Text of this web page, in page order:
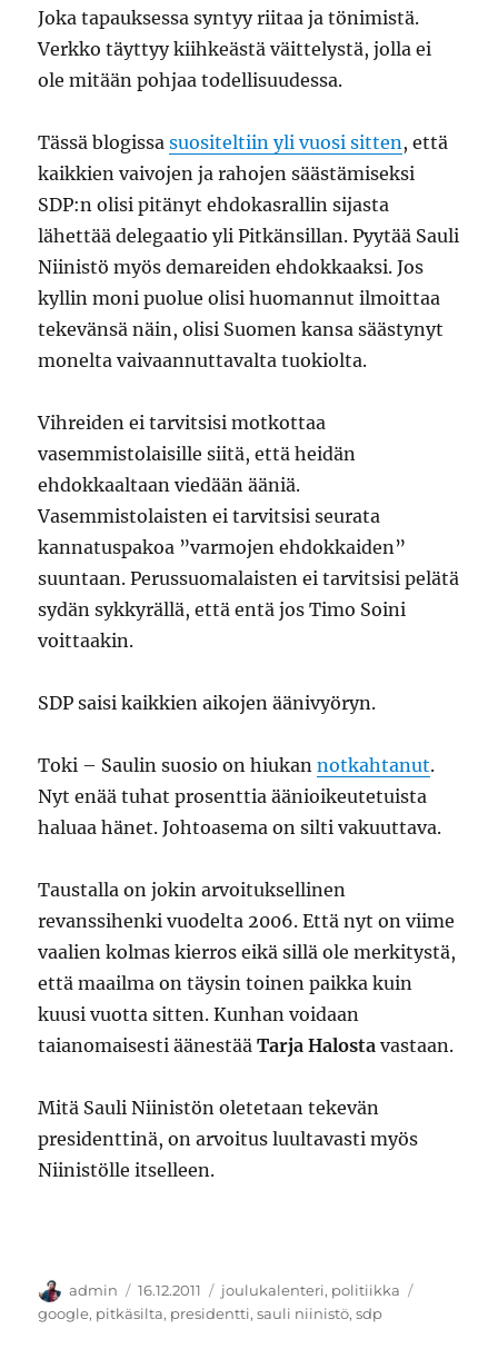
Joka tapauksessa syntyy riitaa ja tönimistä.
Verkko täyttyy kiihkeästä väittelystä, jolla ei
ole mitään pohjaa todellisuudessa.
Tässä blogissasuositeltiin yli vuosi sitten, että
kaikkien vaivojen ja rahojen säästämiseksi
SDP:n olisi pitänyt ehdokasrallin sijasta
lähettää delegaatio yli Pitkänsillan. Pyytää Sauli
Niinistö myös demareiden ehdokkaaksi. Jos
kyllin moni puolue olisi huomannut ilmoittaa
tekevänsä näin, olisi Suomen kansa säästynyt
monelta vaivaannuttavalta tuokiolta.
Vihreiden ei tarvitsisi motkottaa
vasemmistolaisille siitä, että heidän
ehdokkaaltaan viedään ääniä.
Vasemmistolaisten ei tarvitsisi seurata
kannatuspakoa ”varmojen ehdokkaiden”
suuntaan. Perussuomalaisten ei tarvitsisi pelätä
sydän sykkyrällä, että entä jos Timo Soini
voittaakin.
SDP saisi kaikkien aikojen äänivyöryn.
Toki – Saulin suosio on hiukannotkahtanut.
Nyt enää tuhat prosenttia äänioikeutetuista
haluaa hänet. Johtoasema on silti vakuuttava.
Taustalla on jokin arvoituksellinen
revanssihenki vuodelta 2006. Että nyt on viime
vaalien kolmas kierros eikä sillä ole merkitystä,
että maailma on täysin toinen paikka kuin
kuusi vuotta sitten. Kunhan voidaan
taianomaisesti äänestääTarja Halosta vastaan.
Mitä Sauli Niinistön oletetaan tekevän
presidenttinä, on arvoitus luultavasti myös
Niinistölle itselleen.
Kirjoittaja
admin Julkaistu
16.12.2011 Kategoriat
joulukalenteri, politiikka
google, pitkäsilta, presidentti,sauli niinistö,sdp